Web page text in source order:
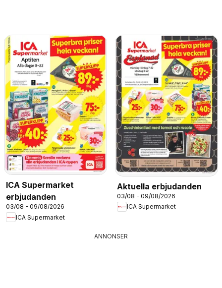
ICA Supermarket
erbjudanden
03/08 - 09/08/2026
ICA Supermarket
Aktuella erbjudanden
03/08 - 09/08/2026
ICA Supermarket
ANNONSER